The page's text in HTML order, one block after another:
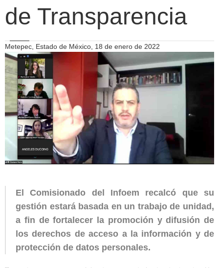
de Transparencia
Metepec, Estado de México, 18 de enero de 2022
El Comisionado del Infoem recalcó que su
gestión estará basada en un trabajo de unidad,
a fin de fortalecer la promoción y difusión de
los derechos de acceso a la información y de
protección de datos personales.